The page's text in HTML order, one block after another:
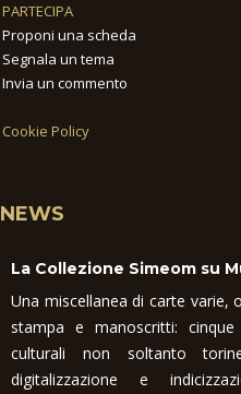
PARTECIPA
Proponi una scheda
Segnala un tema
Invia un commento
Cookie Policy
NEWS
La Collezione Simeom su
Una miscellanea di carte varie,
stampa e manoscritti:
culturali non soltanto
digitalizzazione e